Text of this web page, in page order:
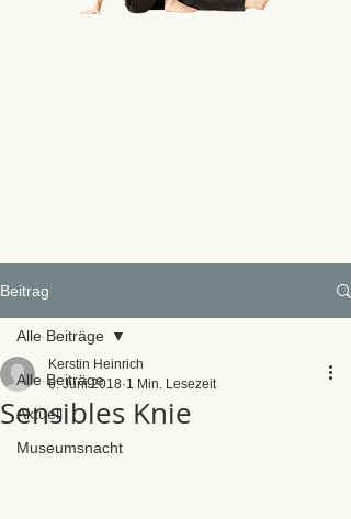
Beitrag
Alle Beiträge
Aktuell
Museumsnacht
Alle Beiträge
Sensibles Knie
Kerstin Heinrich
6. Juni 2018 1 Min. Lesezeit